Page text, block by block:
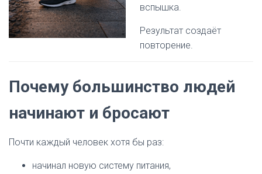
вспышка.
Результат создаёт
повторение.
Почему большинство людей
начинают и бросают
Почти каждый человек хотя бы раз:
начинал новую систему питания,